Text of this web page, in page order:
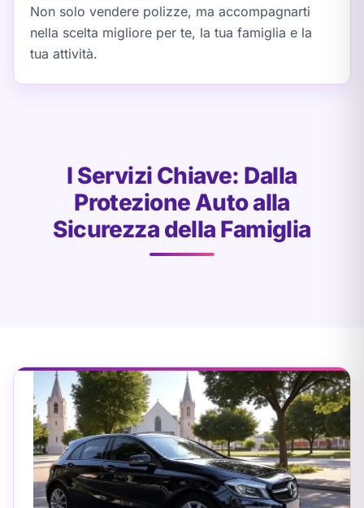
Non solo vendere polizze, ma accompagnarti
nella scelta migliore per te, la tua famiglia e la
tua attività.
I Servizi Chiave: Dalla
Protezione Auto alla
Sicurezza della Famiglia